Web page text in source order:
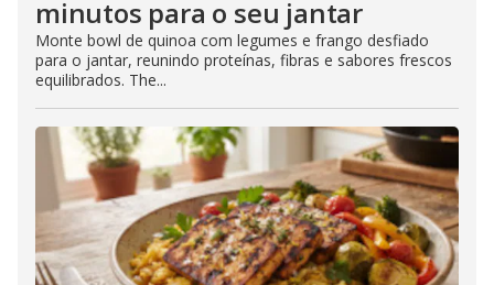
minutos para o seu jantar
Monte bowl de quinoa com legumes e frango desfiado
para o jantar, reunindo proteínas, fibras e sabores frescos
equilibrados. The...